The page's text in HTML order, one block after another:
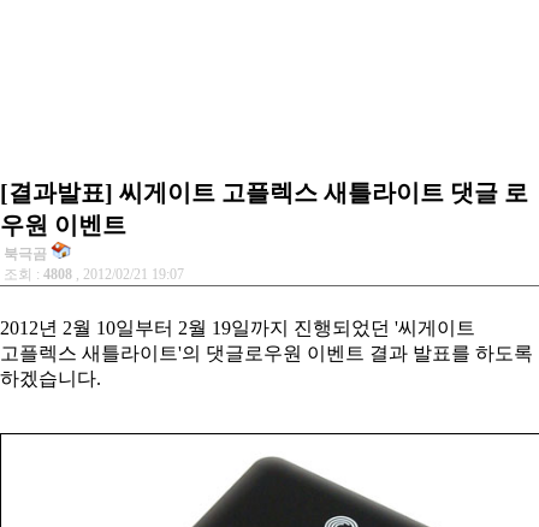
[결과발표] 씨게이트 고플렉스 새틀라이트 댓글 로
우원 이벤트
북극곰
조회 : 4808 , 2012/02/21 19:07
2012년 2월 10일부터 2월 19일까지 진행되었던 '씨게이트
고플렉스 새틀라이트'의 댓글로우원 이벤트 결과 발표를 하도록
하겠습니다.